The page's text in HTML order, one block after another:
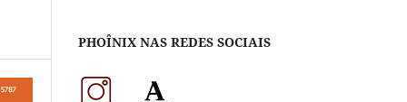
PHOÎNIX NAS REDES SOCIAIS